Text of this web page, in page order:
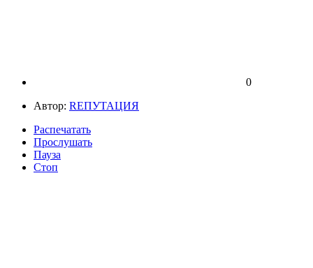
0
Автор: RЕПУТАЦИЯ
Распечатать
Прослушать
Пауза
Стоп